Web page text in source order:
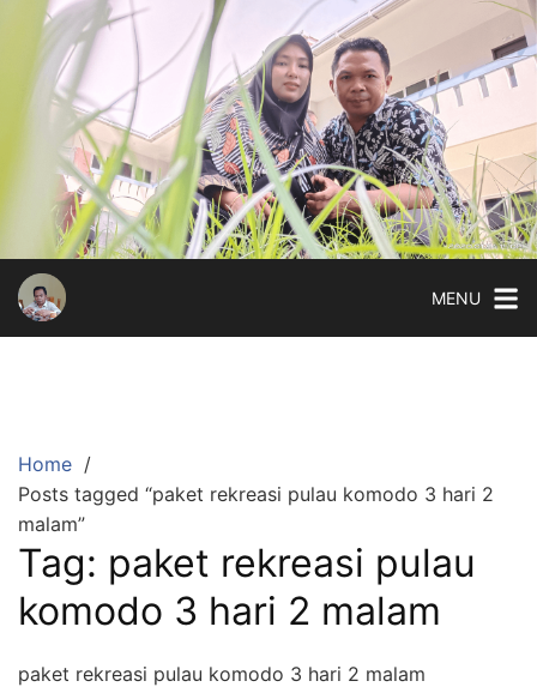
content
MENU
Home
Posts tagged “paket rekreasi pulau komodo 3 hari 2
malam”
Tag: paket rekreasi pulau
komodo 3 hari 2 malam
paket rekreasi pulau komodo 3 hari 2 malam